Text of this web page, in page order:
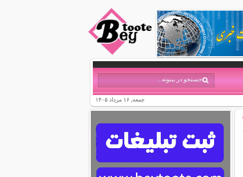
جمعه, ۱۶ مرداد ۱۴۰۵